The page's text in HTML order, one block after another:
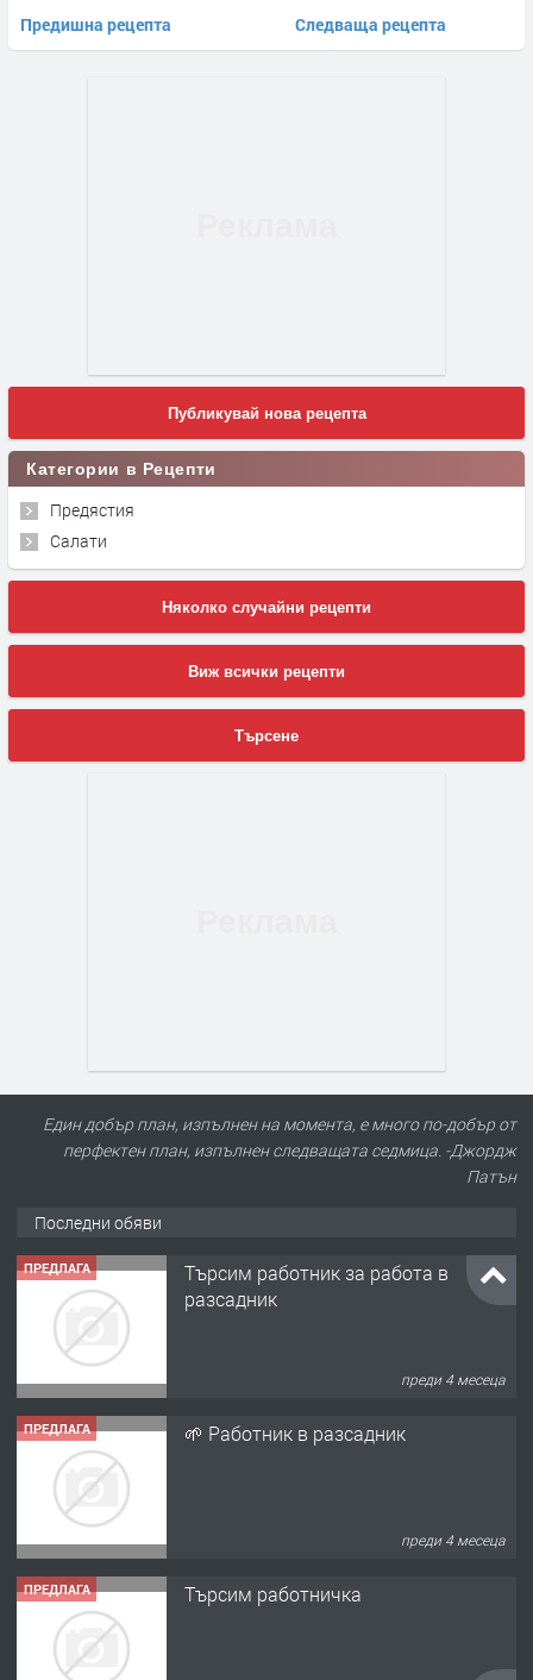
Предишна рецепта Следваща рецепта
Публикувай нова рецепта
Категории в Рецепти
Предястия
Салати
Няколко случайни рецепти
Виж всички рецепти
Търсене
Един добър план, изпълнен на момента, е много по-добър от
перфектен план, изпълнен следващата седмица. -Джордж
Патън
Последни обяви
ПРЕДЛАГА
Търсим работник за работа в
разсадник
преди 4 месеца
ПРЕДЛАГА 🌱 Работник в разсадник
преди 4 месеца
ПРЕДЛАГА Търсим работничка